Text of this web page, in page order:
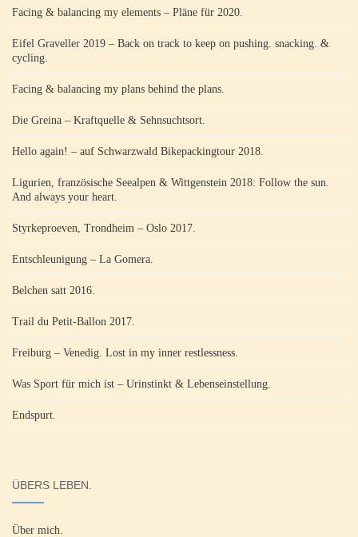
Facing & balancing my elements – Pläne für 2020.
Eifel Graveller 2019 – Back on track to keep on pushing. snacking. &
cycling.
Facing & balancing my plans behind the plans.
Die Greina – Kraftquelle & Sehnsuchtsort.
Hello again! – auf Schwarzwald Bikepackingtour 2018.
Ligurien, französische Seealpen & Wittgenstein 2018: Follow the sun.
And always your heart.
Styrkeproeven, Trondheim – Oslo 2017.
Entschleunigung – La Gomera.
Belchen satt 2016.
Trail du Petit-Ballon 2017.
Freiburg – Venedig. Lost in my inner restlessness.
Was Sport für mich ist – Urinstinkt & Lebenseinstellung.
Endspurt.
ÜBERS LEBEN.
Über mich.